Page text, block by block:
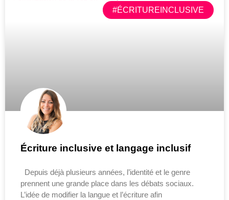
#ÉCRITUREINCLUSIVE
Écriture inclusive et langage inclusif
Depuis déjà plusieurs années, l’identité et le genre
prennent une grande place dans les débats sociaux.
L’idée de modifier la langue et l’écriture afin